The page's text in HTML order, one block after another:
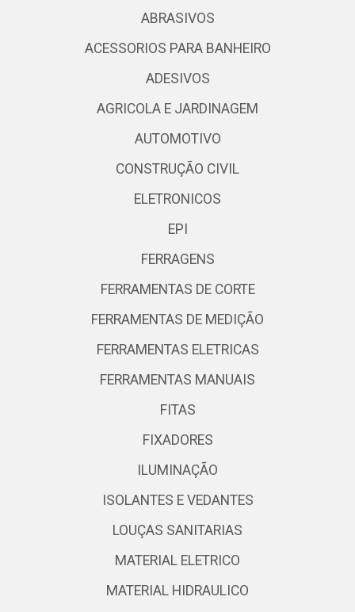
ABRASIVOS
ACESSORIOS PARA BANHEIRO
ADESIVOS
AGRICOLA E JARDINAGEM
AUTOMOTIVO
CONSTRUÇÃO CIVIL
ELETRONICOS
EPI
FERRAGENS
FERRAMENTAS DE CORTE
FERRAMENTAS DE MEDIÇÃO
FERRAMENTAS ELETRICAS
FERRAMENTAS MANUAIS
FITAS
FIXADORES
ILUMINAÇÃO
ISOLANTES E VEDANTES
LOUÇAS SANITARIAS
MATERIAL ELETRICO
MATERIAL HIDRAULICO